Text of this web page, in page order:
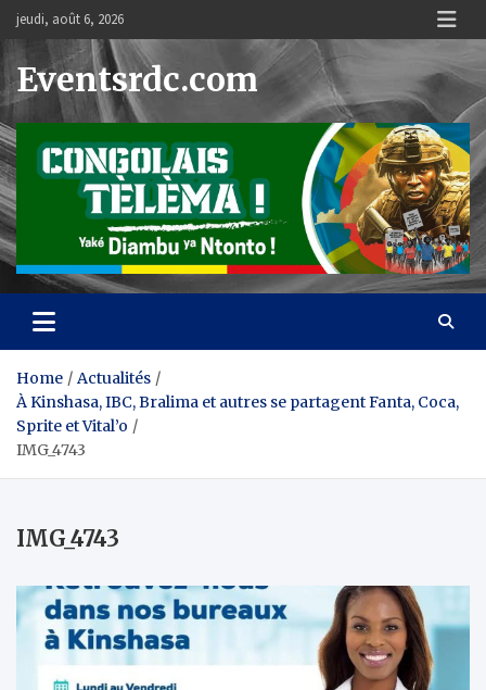
Skip
content
jeudi, août 6, 2026
Eventsrdc.com
Home
Actualités
À Kinshasa, IBC, Bralima et autres se partagent Fanta, Coca,
Sprite et Vital’o
IMG_4743
IMG_4743